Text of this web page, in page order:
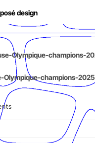
Olympique-champions-2025